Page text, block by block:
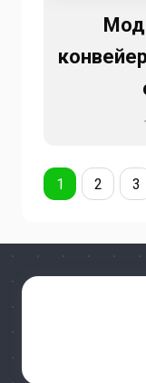
1 2 3